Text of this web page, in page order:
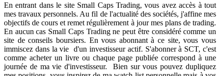
En entrant dans le site Small Caps Trading, vous avez accès à tout
mes travaux personnels. Au fil de l'actualité des sociétés, j'affine mes
objectifs de cours et remet régulièrement à jour mes plans de trading.
En aucun cas Small Caps Trading ne peut être considéré comme un
site de conseils boursiers. En vous abonnant à ce site, vous vous
immiscez dans la vie d'un investisseur actif. S'abonner à SCT, c'est
comme acheter un livre ou chaque page publiée correspond à une
journée de ma vie d'investisseur. Bien sur vous pouvez dupliquez